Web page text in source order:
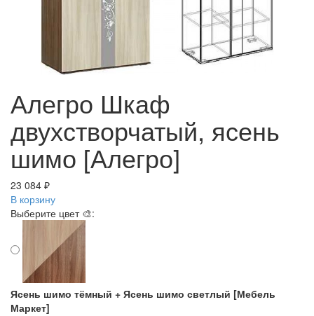
Алегро Шкаф
двухстворчатый, ясень
шимо [Алегро]
23 084 ₽
В корзину
Выберите цвет 🎨:
Ясень шимо тёмный + Ясень шимо светлый [Мебель
Маркет]